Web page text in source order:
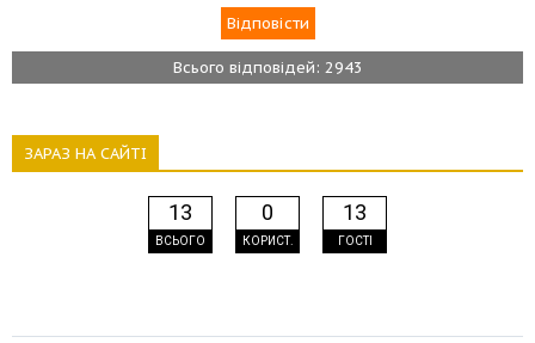
Всього відповідей: 2943
ЗАРАЗ НА САЙТІ
13
ВСЬОГО
0
КОРИСТ.
13
ГОСТІ